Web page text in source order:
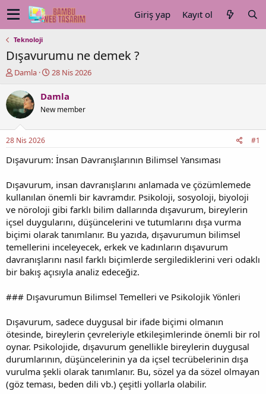
Giriş yap Kayıt ol
Teknoloji
Dışavurumu ne demek ?
K
n
u
y
b
a
ş
t
a
n
Damla
B
ş
a
ç
r
i
h
i
28 Nis 2026
Damla
New member
28 Nis 2026 #1
Dışavurum: İnsan Davranışlarının Bilimsel Yansıması
Dışavurum, insan davranışlarını anlamada ve çözümlemede
kullanılan önemli bir kavramdır. Psikoloji, sosyoloji, biyoloji
ve nöroloji gibi farklı bilim dallarında dışavurum, bireylerin
içsel duygularını, düşüncelerini ve tutumlarını dışa vurma
biçimi olarak tanımlanır. Bu yazıda, dışavurumun bilimsel
temellerini inceleyecek, erkek ve kadınların dışavurum
davranışlarını nasıl farklı biçimlerde sergilediklerini veri odaklı
bir bakış açısıyla analiz edeceğiz.
### Dışavurumun Bilimsel Temelleri ve Psikolojik Yönleri
Dışavurum, sadece duygusal bir ifade biçimi olmanın
ötesinde, bireylerin çevreleriyle etkileşimlerinde önemli bir rol
oynar. Psikolojide, dışavurum genellikle bireylerin duygusal
durumlarının, düşüncelerinin ya da içsel tecrübelerinin dışa
vurulma şekli olarak tanımlanır. Bu, sözel ya da sözel olmayan
(göz teması, beden dili vb.) çeşitli yollarla olabilir.